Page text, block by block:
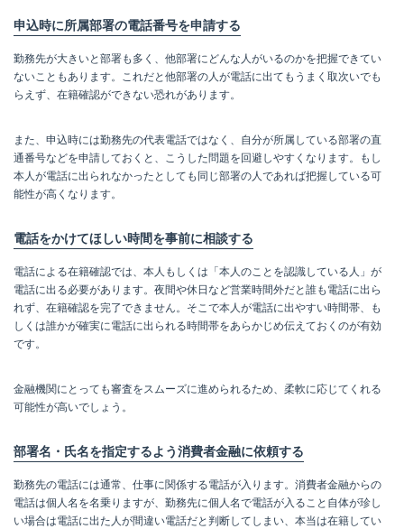
申込時に所属部署の電話番号を申請する
勤務先が大きいと部署も多く、他部署にどんな人がいるのかを把握できてい
ないこともあります。これだと他部署の人が電話に出てもうまく取次いでも
らえず、在籍確認ができない恐れがあります。
また、申込時には勤務先の代表電話ではなく、自分が所属している部署の直
通番号などを申請しておくと、こうした問題を回避しやすくなります。もし
本人が電話に出られなかったとしても同じ部署の人であれば把握している可
能性が高くなります。
電話をかけてほしい時間を事前に相談する
電話による在籍確認では、本人もしくは「本人のことを認識している人」が
電話に出る必要があります。夜間や休日など営業時間外だと誰も電話に出ら
れず、在籍確認を完了できません。そこで本人が電話に出やすい時間帯、も
しくは誰かが確実に電話に出られる時間帯をあらかじめ伝えておくのが有効
です。
金融機関にとっても審査をスムーズに進められるため、柔軟に応じてくれる
可能性が高いでしょう。
部署名・氏名を指定するよう消費者金融に依頼する
勤務先の電話には通常、仕事に関係する電話が入ります。消費者金融からの
電話は個人名を名乗りますが、勤務先に個人名で電話が入ること自体が珍し
い場合は電話に出た人が間違い電話だと判断してしまい、本当は在籍してい